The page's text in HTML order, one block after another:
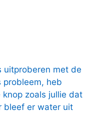
uitproberen met de
probleem, heb
zoals jullie dat
bleef er water uit